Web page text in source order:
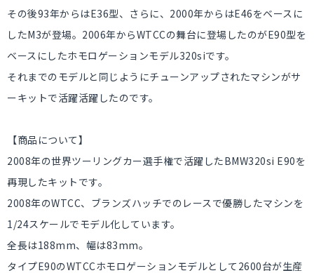
その後93年からはE36型、さらに、2000年からはE46をベースに
したM3が登場。2006年からWTCCの舞台に登場したのがE90型を
ベースにしたホモロゲーションモデル320siです。
それまでのモデルと同じようにチューンアップされたマシンがサ
ーキットで活躍活躍したのです。
【商品について】
2008年の世界ツーリングカー選手権で活躍したBMW320si E90を
再現したキットです。
2008年のWTCC、ブランズハッチでのレースで優勝したマシンを
1/24スケールでモデル化しています。
全長は188mm、幅は83mm。
タイプE90のWTCCホモロゲーションモデルとして2600台が生産